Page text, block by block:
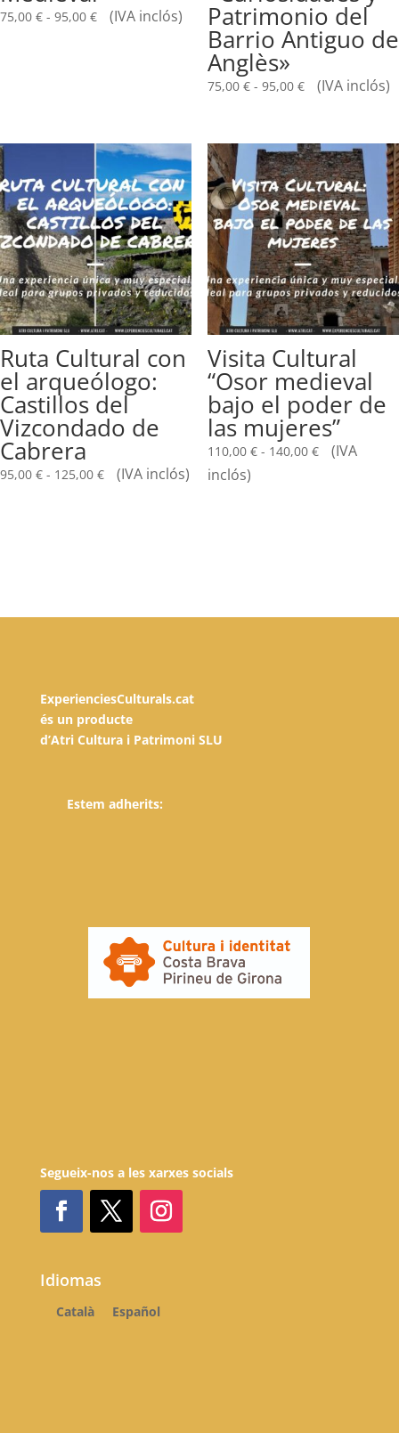
75,00 € - 95,00 €Rango
(IVA inclós) Patrimonio del
Barrio Antiguo de
Anglès»
75,00 € - 95,00 €Rango
desde
75,00 €
hasta
95,00 €
(IVA inclós)
Ruta Cultural con
el arqueólogo:
Castillos del
Vizcondado de
Cabrera
95,00 € - 125,00 €Rango
(IVA inclós)
Visita Cultural
“Osor medieval
bajo el poder de
las mujeres”
110,00 € - 140,00 €Rango
(IVA
inclós)
ExperienciesCulturals.cat
és un producte
d’Atri Cultura i Patrimoni SLU
Estem adherits:
Segueix-nos a les xarxes socials
Idiomas
Català Español